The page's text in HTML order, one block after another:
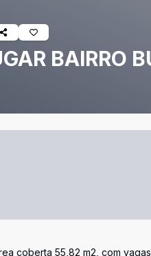
BAIRRO
coberta 55,82 m2, com